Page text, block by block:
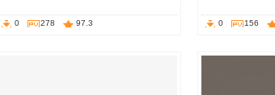
0 278 97.3 0 156